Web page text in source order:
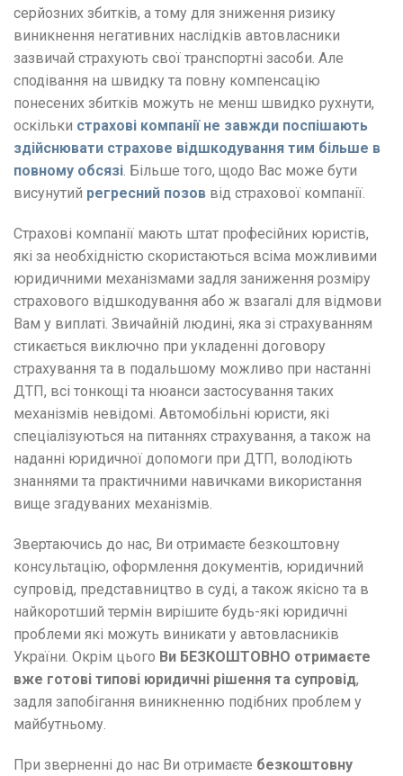
серйозних збитків, а тому для зниження ризику
виникнення негативних наслідків автовласники
зазвичай страхують свої транспортні засоби. Але
сподівання на швидку та повну компенсацію
понесених збитків можуть не менш швидко рухнути,
оскільки страхові компанії не завжди поспішають
здійснювати страхове відшкодування тим більше в
повному обсязі. Більше того, щодо Вас може бути
висунутий регресний позов від страхової компанії.
Страхові компанії мають штат професійних юристів,
які за необхідністю скористаються всіма можливими
юридичними механізмами задля заниження розміру
страхового відшкодування або ж взагалі для відмови
Вам у виплаті. Звичайній людині, яка зі страхуванням
стикається виключно при укладенні договору
страхування та в подальшому можливо при настанні
ДТП, всі тонкощі та нюанси застосування таких
механізмів невідомі. Автомобільні юристи, які
спеціалізуються на питаннях страхування, а також на
наданні юридичної допомоги при ДТП, володіють
знаннями та практичними навичками використання
вище згадуваних механізмів.
Звертаючись до нас, Ви отримаєте безкоштовну
консультацію, оформлення документів, юридичний
супровід, представництво в суді, а також якісно та в
найкоротший термін вирішите будь-які юридичні
проблеми які можуть виникати у автовласників
України. Окрім цього Ви БЕЗКОШТОВНО отримаєте
вже готові типові юридичні рішення та супровід,
задля запобігання виникненню подібних проблем у
майбутньому.
При зверненні до нас Ви отримаєте безкоштовну